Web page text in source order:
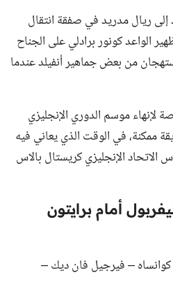
إلى ريال مدريد في صفقة انتقال
الواعد كونور برادلي على الجناح
من بعض جماهير أنفيلد عندما
لإنهاء موسم الدوري الإنجليزي
ممكنة، في الوقت الذي يعاني فيه
الإنجليزي كريستال بالاس
أمام برايتون
كوانساه – فيرجيل فان ديك –